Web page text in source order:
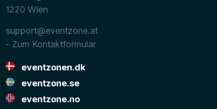
1220 Wien
support@eventzone.at
- Zum Kontaktformular
eventzonen.dk
eventzone.se
eventzone.no